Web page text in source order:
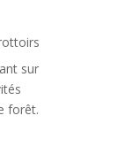
sur
forêt.